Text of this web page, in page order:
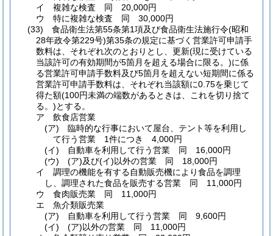
イ
複雑な検査 同 20,000円
ウ
特に複雑な検査 同 30,000円
(33)
食品衛生法第55条第1項及び食品衛生法施行令(昭和
28年政令第229号)第35条の規定に基づく営業許可申請手
数料は、それぞれ次のとおりとし、更新(現に受けている
当該許可の有効期間が5箇月を超える場合に限る。)に係
る営業許可申請手数料及び5箇月を超えない短期間に係る
営業許可申請手数料は、それぞれ当該額に0.75を乗じて
得た額(100円未満の端数があるときは、これを切り捨て
る。)とする。
ア
飲食店営業
(ア)
臨時的な行事において屋台、テント等を利用し
て行う営業 1件につき 4,000円
(イ)
自動車を利用して行う営業 同 16,000円
(ウ)
(ア)及び(イ)以外の営業 同 18,000円
イ
調理の機能を有する自動販売機により食品を調理
し、調理された食品を販売する営業 同 11,000円
ウ
食肉販売業 同 11,000円
エ
魚介類販売業
(ア)
自動車を利用して行う営業 同 9,600円
(イ)
(ア)以外の営業 同 11,000円